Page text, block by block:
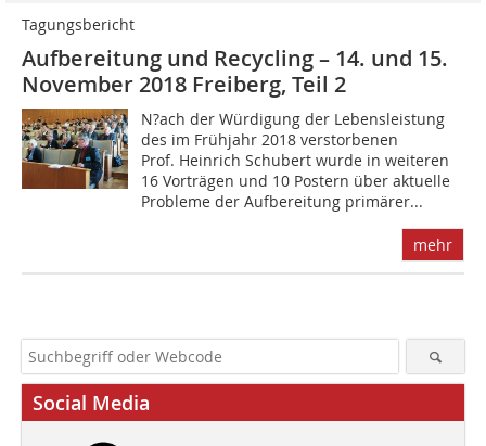
Tagungsbericht
Aufbereitung und Recycling – 14. und 15.
November 2018 Freiberg, Teil 2
N?ach der Würdigung der Lebensleistung
des im Frühjahr 2018 verstorbenen
Prof. Heinrich Schubert wurde in weiteren
16 Vorträgen und 10 Postern über aktuelle
Probleme der Aufbereitung primärer...
mehr
Social Media